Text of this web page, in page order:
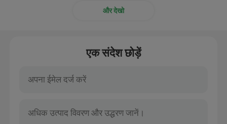
और देखो
एक संदेश छोड़ें